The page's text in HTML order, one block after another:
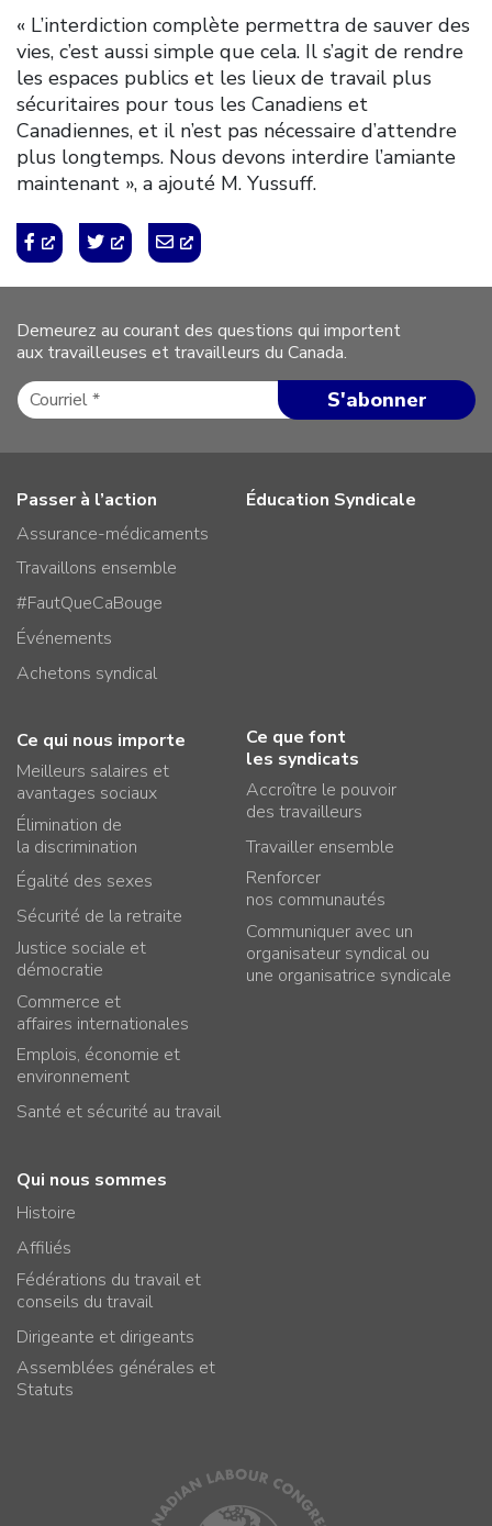
« L’interdiction complète permettra de sauver des
vies, c’est aussi simple que cela. Il s’agit de rendre
les espaces publics et les lieux de travail plus
sécuritaires pour tous les Canadiens et
Canadiennes, et il n’est pas nécessaire d’attendre
plus longtemps. Nous devons interdire l’amiante
maintenant », a ajouté M. Yussuff.
Demeurez au courant des questions qui importent
aux travailleuses et travailleurs du Canada.
Passer à l’action
Assurance-médicaments
Travaillons ensemble
#FautQueCaBouge
Événements
Achetons syndical
Éducation Syndicale
Ce qui nous importe
Meilleurs salaires et
avantages sociaux
Élimination de
la discrimination
Égalité des sexes
Sécurité de la retraite
Justice sociale et
démocratie
Commerce et
affaires internationales
Emplois, économie et
environnement
Santé et sécurité au travail
Ce que font
les syndicats
Accroître le pouvoir
des travailleurs
Travailler ensemble
Renforcer
nos communautés
Communiquer avec un
organisateur syndical ou
une organisatrice syndicale
Qui nous sommes
Histoire
Affiliés
Fédérations du travail et
conseils du travail
Dirigeante et dirigeants
Assemblées générales et
Statuts